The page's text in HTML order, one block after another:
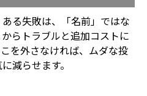
る失敗は、「名前」ではな
らトラブルと追加コストに
を外さなければ、ムダな投
減らせます。